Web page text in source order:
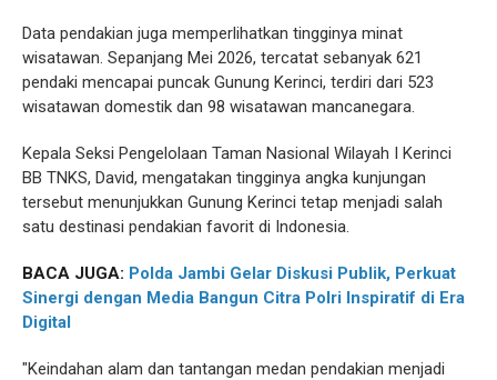
Data pendakian juga memperlihatkan tingginya minat
wisatawan. Sepanjang Mei 2026, tercatat sebanyak 621
pendaki mencapai puncak Gunung Kerinci, terdiri dari 523
wisatawan domestik dan 98 wisatawan mancanegara.
Kepala Seksi Pengelolaan Taman Nasional Wilayah I Kerinci
BB TNKS, David, mengatakan tingginya angka kunjungan
tersebut menunjukkan Gunung Kerinci tetap menjadi salah
satu destinasi pendakian favorit di Indonesia.
BACA JUGA: Polda Jambi Gelar Diskusi Publik, Perkuat
Sinergi dengan Media Bangun Citra Polri Inspiratif di Era
Digital
"Keindahan alam dan tantangan medan pendakian menjadi